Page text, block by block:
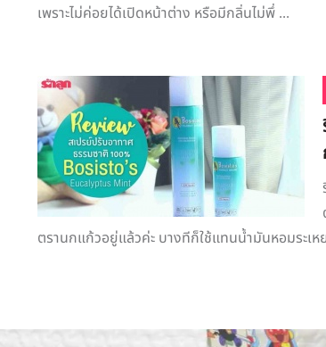
เพราะไม่ค่อยได้เปิดหน้าต่าง หรือมีกลิ่นไม่พึ่ ...
ตรานกแก้วอยู่แล้วค่ะ บางทีก็ใช้แทนน้ำมันหอมระเห